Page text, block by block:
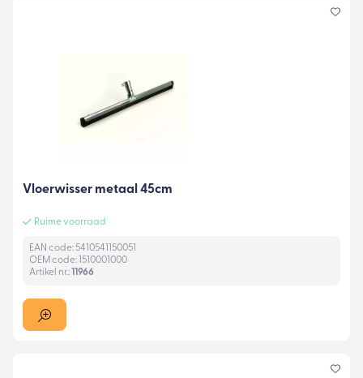
Vloerwisser metaal 45cm
Ruime voorraad
EAN code: 5410541150051
OEM code: 1510001000
Artikel nr.:11966